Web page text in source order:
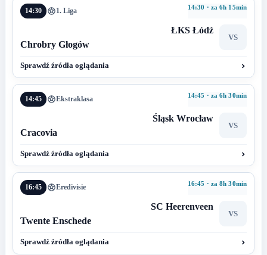
14:30 1. Liga 14:30 · za 6h 15min
ŁKS Łódź
VS
Chrobry Głogów
Sprawdź źródła oglądania
14:45 Ekstraklasa 14:45 · za 6h 30min
Śląsk Wrocław
VS
Cracovia
Sprawdź źródła oglądania
16:45 Eredivisie 16:45 · za 8h 30min
SC Heerenveen
VS
Twente Enschede
Sprawdź źródła oglądania